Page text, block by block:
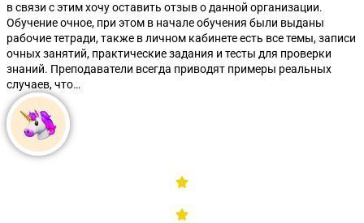
в связи с этим хочу оставить отзыв о данной организации.
Обучение очное, при этом в начале обучения были выданы
рабочие тетради, также в личном кабинете есть все темы, записи
очных занятий, практические задания и тесты для проверки
знаний. Преподаватели всегда приводят примеры реальных
случаев, что…